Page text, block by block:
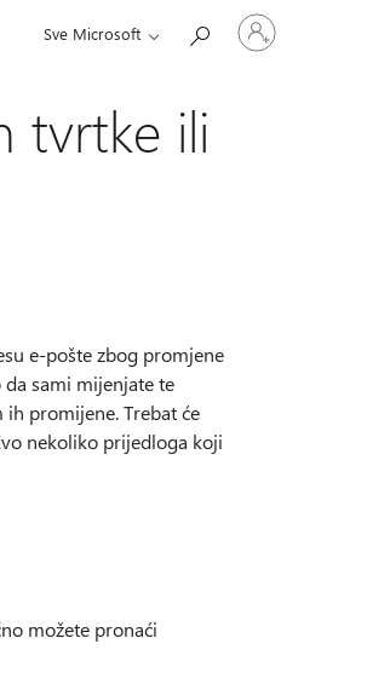
Sve Microsoft
Prijavite
se
tvrtke ili
e-pošte zbog promjene
sami mijenjate te
promijene. Trebat će
nekoliko prijedloga koji
možete pronaći